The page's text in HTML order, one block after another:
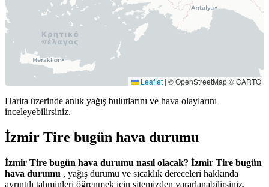
Leaflet | © OpenStreetMap © CARTO
Harita üzerinde anlık yağış bulutlarını ve hava olaylarını
inceleyebilirsiniz.
İzmir Tire bugün hava durumu
İzmir Tire bugün hava durumu nasıl olacak? İzmir Tire bugün
hava durumu , yağış durumu ve sıcaklık dereceleri hakkında
ayrıntılı tahminleri öğrenmek için sitemizden yararlanabilirsiniz.